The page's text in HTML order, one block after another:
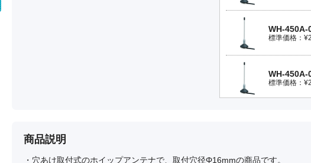
WH-450A-
標準価格：
WH-450A-
標準価格：
商品説明
・穴あけ取付式のホイップアンテナで、取付穴径Φ16mmの商品です。